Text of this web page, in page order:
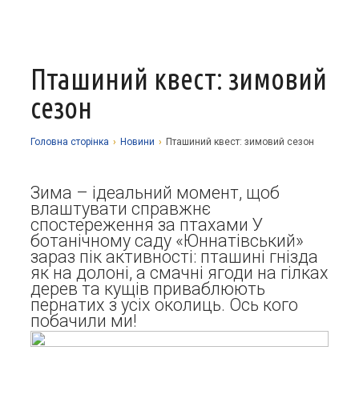
Про заклад
Структурні підрозділи
Наші досягнення
Фотоальбоми
Сторінка психолога
Річні звіти
Запрошуємо у гуртки
Академічна доброчесність
Методична робота
Програмне забезпечення
Науково-методичні матеріали
Національно-патріотичне виховання
Організаційно-масова робота
Прозорість та відкритість
Фінансова звітність
Стаття 30 Закону України «Про освіту»
Атестація
Енергозбереження
Звернення громадян
Контакти
Пташиний квест: зимовий
сезон
Головна сторiнка › Новини › Пташиний квест: зимовий сезон
Зима – ідеальний момент, щоб
влаштувати справжнє
спостереження за птахами У
ботанічному саду «Юннатівський»
зараз пік активності: пташині гнізда
як на долоні, а смачні ягоди на гілках
дерев та кущів приваблюють
пернатих з усіх околиць. Ось кого
побачили ми!